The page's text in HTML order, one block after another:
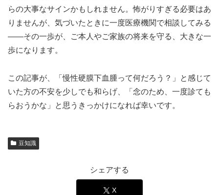
らの大事なサインかもしれません。怖がりすぎる必要はあ
りませんが、気づいたときに一度医療機関で相談してみる
――その一歩が、ご本人やご家族の将来を守る、大きな一
歩になります。
この記事が、「慢性硬膜下血腫って何だろう？」と感じて
いた方の不安を少しでも和らげ、「念のため、一度診ても
らおうかな」と思うきっかけになれば幸いです。
豆知識
シェアする
X